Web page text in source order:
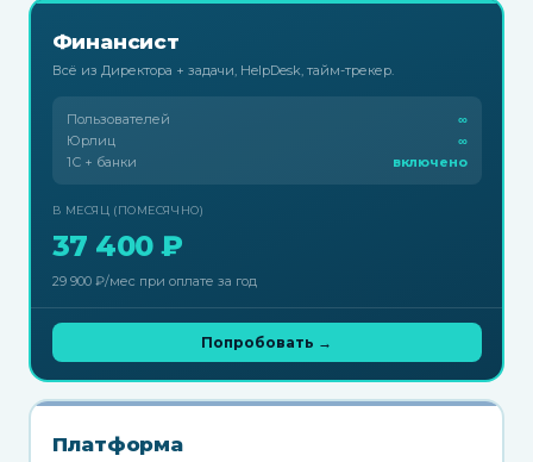
Финансист
Всё из Директора + задачи, HelpDesk, тайм-трекер.
Пользователей
∞
Юрлиц
∞
1С + банки
включено
В МЕСЯЦ (ПОМЕСЯЧНО)
37 400 ₽
29 900 ₽/мес при оплате за год
Попробовать →
Платформа